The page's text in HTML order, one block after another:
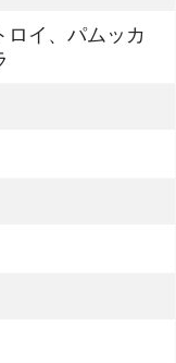
ロイ、パムッカ